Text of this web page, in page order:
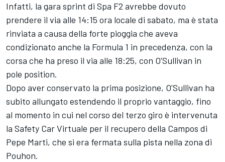
Infatti, la gara sprint di Spa F2 avrebbe dovuto
prendere il via alle 14:15 ora locale di sabato, ma è stata
rinviata a causa della forte pioggia che aveva
condizionato anche la Formula 1 in precedenza, con la
corsa che ha preso il via alle 18:25, con O'Sullivan in
pole position.
Dopo aver conservato la prima posizione, O'Sullivan ha
subito allungato estendendo il proprio vantaggio, fino
al momento in cui nel corso del terzo giro è intervenuta
la Safety Car Virtuale per il recupero della Campos di
Pepe Marti, che si era fermata sulla pista nella zona di
Pouhon.